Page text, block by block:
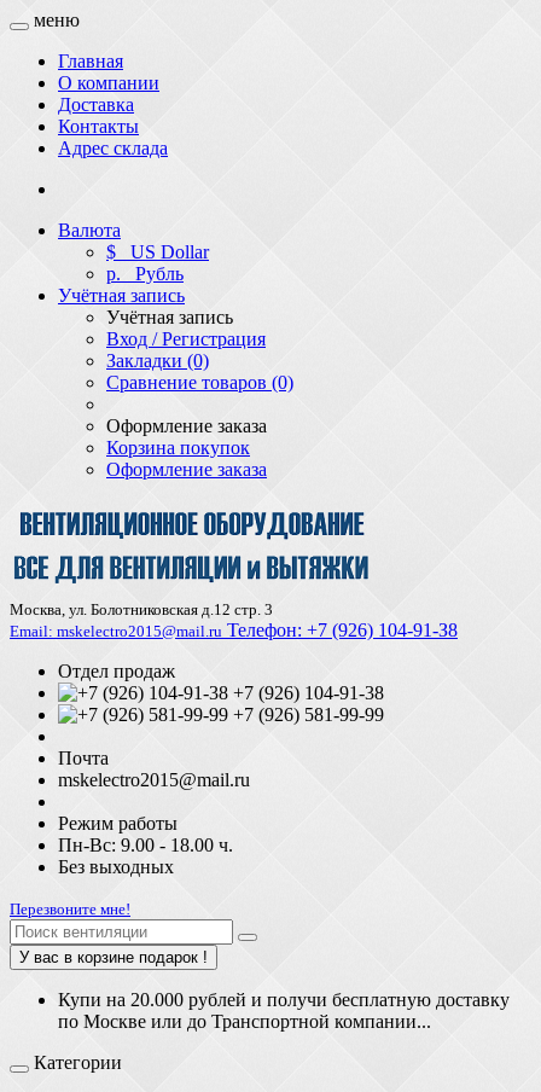
меню
Главная
О компании
Доставка
Контакты
Адрес склада
Валюта
$ US Dollar
р. Рубль
Учётная запись
Учётная запись
Вход / Регистрация
Закладки (0)
Сравнение товаров (0)
Оформление заказа
Корзина покупок
Оформление заказа
Москва, ул. Болотниковская д.12 стр. 3
Email: mskelectro2015@mail.ru Телефон: +7 (926) 104-91-З8
Отдел продаж
+7 (926) 104-91-38
+7 (926) 581-99-99
Почта
mskelectro2015@mail.ru
Режим работы
Пн-Вс: 9.00 - 18.00 ч.
Без выходных
Перезвоните мне!
У вас в корзине подарок !
Купи на 20.000 рублей и получи бесплатную доставку
по Москве или до Транспортной компании...
Категории